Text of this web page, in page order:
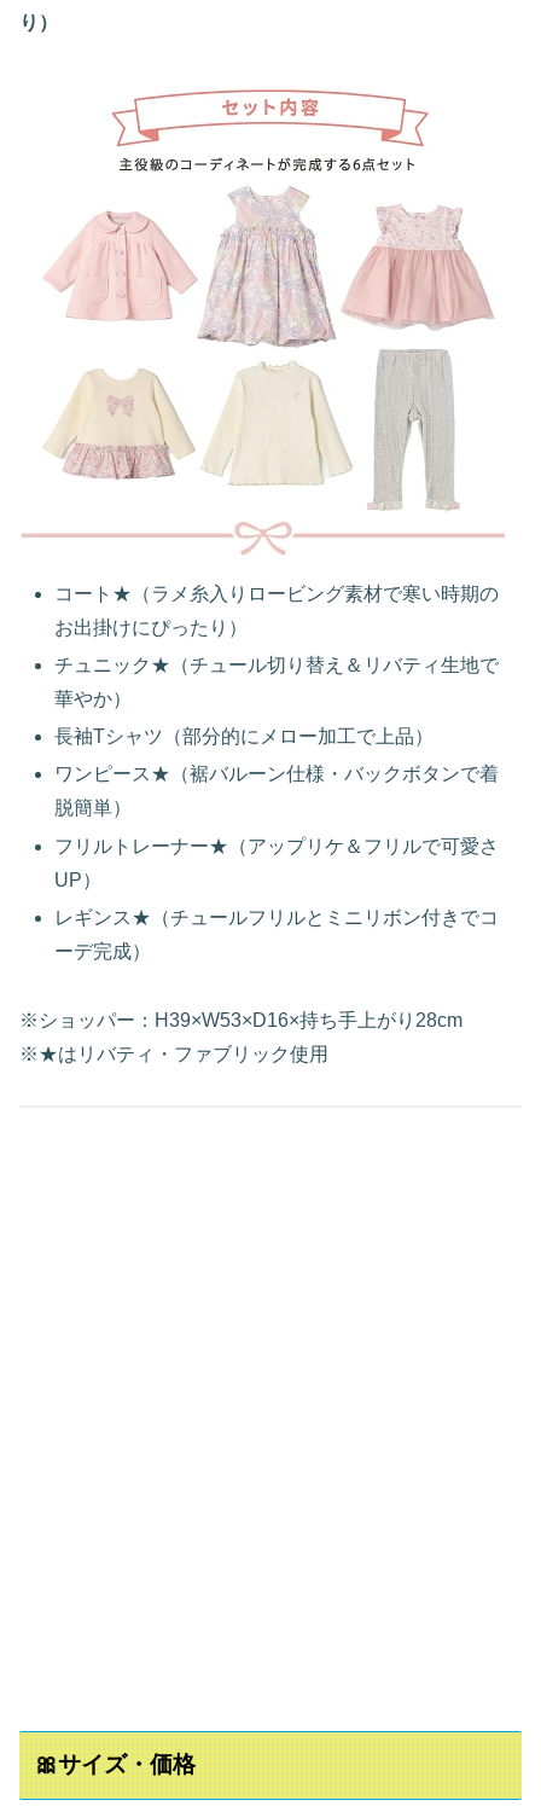
り）
コート★（ラメ糸入りロービング素材で寒い時期の
お出掛けにぴったり）
チュニック★（チュール切り替え＆リバティ生地で
華やか）
長袖Tシャツ（部分的にメロー加工で上品）
ワンピース★（裾バルーン仕様・バックボタンで着
脱簡単）
フリルトレーナー★（アップリケ＆フリルで可愛さ
UP）
レギンス★（チュールフリルとミニリボン付きでコ
ーデ完成）
※ショッパー：H39×W53×D16×持ち手上がり28cm
※★はリバティ・ファブリック使用
🎀サイズ・価格